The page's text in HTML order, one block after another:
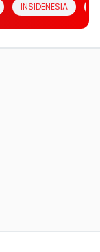
INSIDENESIA